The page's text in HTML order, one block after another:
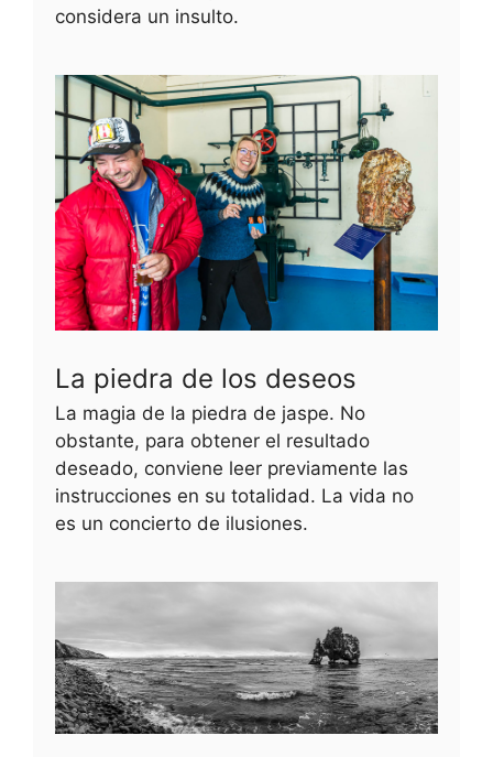
considera un insulto.
La piedra de los deseos
La magia de la piedra de jaspe. No
obstante, para obtener el resultado
deseado, conviene leer previamente las
instrucciones en su totalidad. La vida no
es un concierto de ilusiones.